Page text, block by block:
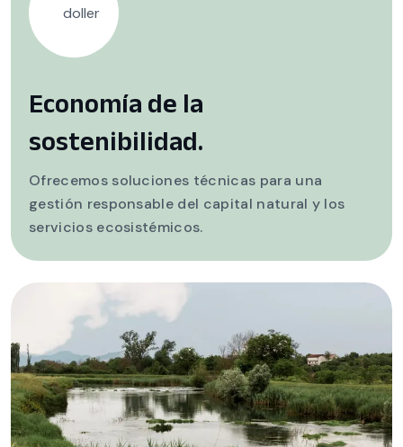
Economía de la
sostenibilidad.
Ofrecemos soluciones técnicas para una
gestión responsable del capital natural y los
servicios ecosistémicos.